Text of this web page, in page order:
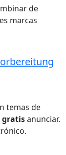
de
marcas
temas de
gratisanunciar.